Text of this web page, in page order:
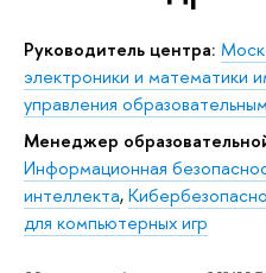
Руководитель центра:
электроники и математики
управления
Менеджер
Информационная
интеллекта,
для компьютерных игр